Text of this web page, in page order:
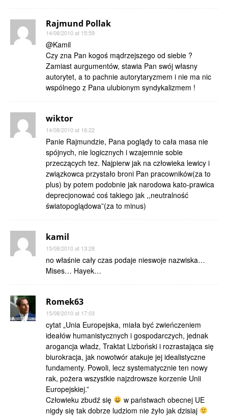
Rajmund Pollak
14/08/2010 at 15:59
@Kamil
Czy zna Pan kogoś mądrzejszego od siebie ?
Zamiast aurgumentów, stawia Pan swój własny
autorytet, a to pachnie autorytaryzmem i nie ma nic
wspólnego z Pana ulubionym syndykalizmem !
wiktor
14/08/2010 at 16:22
Panie Rajmundzie, Pana poglądy to cała masa nie
spójnych, nie logicznych i wzajemnie sobie
przeczących tez. Najpierw jak na człowieka lewicy i
związkowca przystało broni Pan pracowników(za to
plus) by potem podobnie jak narodowa kato-prawica
deprecjonować coś takiego jak ,,neutralność
światopoglądowa”(za to minus)
kamil
15/08/2010 at 13:28
no właśnie cały czas podaje nieswoje nazwiska…
Mises… Hayek…
Romek63
15/08/2010 at 17:03
cytat „Unia Europejska, miała być zwieńczeniem
ideałów humanistycznych i gospodarczych, jednak
arogancja władz, Traktat Lizboński i rozrastająca się
biurokracja, jak nowotwór atakuje jej idealistyczne
fundamenty. Powoli, lecz systematycznie ten nowy
rak, pożera wszystkie najzdrowsze korzenie Unii
Europejskiej.”
Człowieku zbudź się
w państwach obecnej UE
nigdy się tak dobrze ludziom nie żyło jak dzisiaj